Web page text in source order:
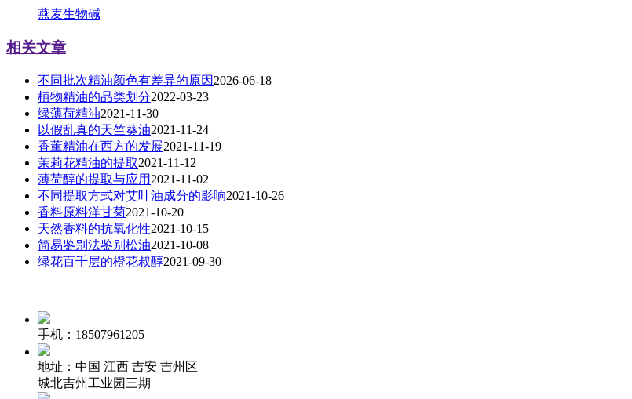
燕麦生物碱
相关文章
不同批次精油颜色有差异的原因 2026-06-18
植物精油的品类划分2022-03-23
绿薄荷精油2021-11-30
以假乱真的天竺葵油2021-11-24
香薰精油在西方的发展2021-11-19
茉莉花精油的提取2021-11-12
薄荷醇的提取与应用 2021-11-02
不同提取方式对艾叶油成分的影响2021-10-26
香料原料洋甘菊2021-10-20
天然香料的抗氧化性2021-10-15
简易鉴别法鉴别松油2021-10-08
绿花百千层的橙花叔醇2021-09-30
手机：18507961205
地址：中国 江西 吉安 吉州区
城北吉州工业园三期